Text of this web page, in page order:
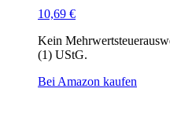
10,69 €
Kein
(1) UStG.
Bei Amazon kaufen